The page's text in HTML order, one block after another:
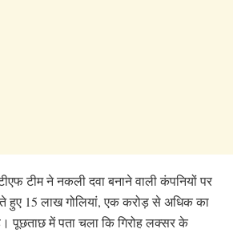
टीम ने नकली दवा बनाने वाली कंपनियों पर
हुए 15 लाख गोलियां, एक करोड़ से अधिक का
पूछताछ में पता चला कि गिरोह लक्सर के